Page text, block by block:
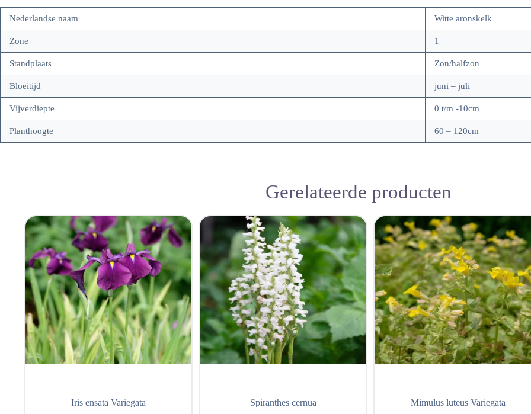
Nederlandse naam Witte aronskelk
Zone 1
Standplaats Zon/halfzon
Bloeitijd juni – juli
Vijverdiepte 0 t/m -10cm
Planthoogte 60 – 120cm
Gerelateerde producten
Iris ensata Variegata Spiranthes cernua Mimulus luteus Variegata